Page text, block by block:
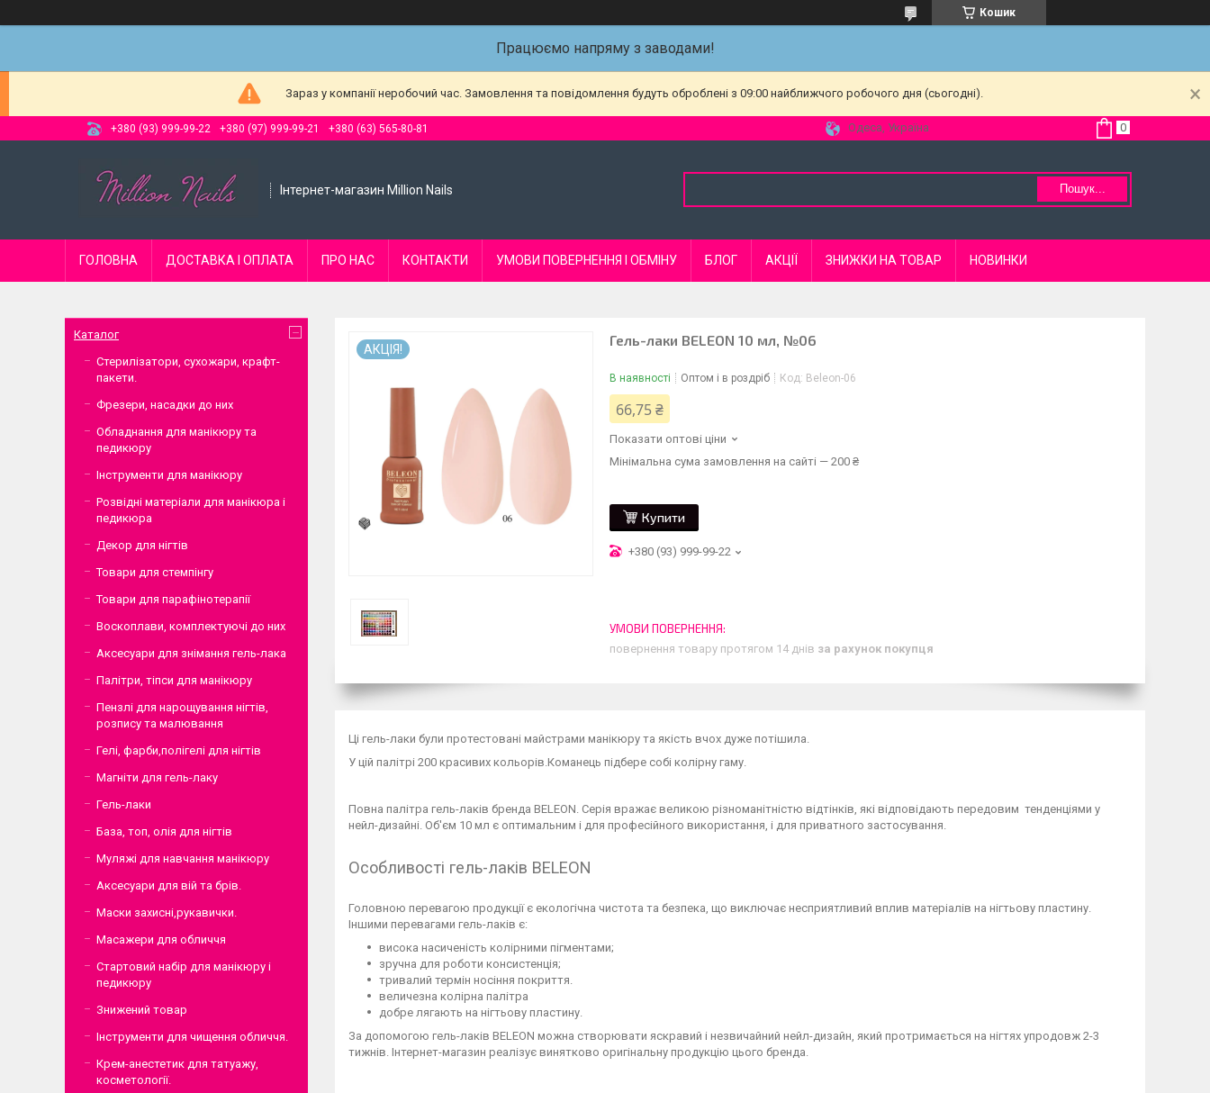
Кошик
Працюємо напряму з заводами!
Зараз у компанії неробочий час. Замовлення та повідомлення будуть оброблені з 09:00 найближчого робочого дня (сьогодні).
+380 (93) 999-99-22 +380 (97) 999-99-21 +380 (63) 565-80-81 Одеса, Україна
Інтернет-магазин Million Nails Пошук...
ГОЛОВНА ДОСТАВКА І ОПЛАТА ПРО НАС КОНТАКТИ УМОВИ ПОВЕРНЕННЯ І ОБМІНУ БЛОГ АКЦІЇ ЗНИЖКИ НА ТОВАР НОВИНКИ
АКЦІЯ!
Гель-лаки BELEON 10 мл, №06
В наявності Оптом і в роздріб Код: Beleon-06
66,75 ₴
Показати оптові ціни
Мінімальна сума замовлення на сайті — 200 ₴
Купити
+380 (93) 999-99-22
повернення товару протягом 14 днів за рахунок покупця
Ці гель-лаки були протестовані майстрами манікюру та якість вчох дуже потішила.
У цій палітрі 200 красивих кольорів.Команець підбере собі колірну гаму.
Повна палітра гель-лаків бренда BELEON. Серія вражає великою різноманітністю відтінків, які відповідають передовим тенденціями у
нейл-дизайні. Об'єм 10 мл є оптимальним і для професійного використання, і для приватного застосування.
Особливості гель-лаків BELEON
Головною перевагою продукції є екологічна чистота та безпека, що виключає несприятливий вплив матеріалів на нігтьову пластину.
Іншими перевагами гель-лаків є:
висока насиченість колірними пігментами;
зручна для роботи консистенція;
тривалий термін носіння покриття.
величезна колірна палітра
добре лягають на нігтьову пластину.
За допомогою гель-лаків BELEON можна створювати яскравий і незвичайний нейл-дизайн, який протримається на нігтях упродовж 2-3
тижнів. Інтернет-магазин реалізує винятково оригінальну продукцію цього бренда.
Каталог
Стерилізатори, сухожари, крафт-
пакети.
Фрезери, насадки до них
Обладнання для манікюру та
педикюру
Інструменти для манікюру
Розвідні матеріали для манікюра і
педикюра
Декор для нігтів
Товари для стемпінгу
Товари для парафінотерапії
Воскоплави, комплектуючі до них
Аксесуари для знімання гель-лака
Палітри, тіпси для манікюру
Пензлі для нарощування нігтів,
розпису та малювання
Гелі, фарби,полігелі для нігтів
Магніти для гель-лаку
Гель-лаки
База, топ, олія для нігтів
Муляжі для навчання манікюру
Аксесуари для вій та брів.
Маски захисні,рукавички.
Масажери для обличчя
Стартовий набір для манікюру і
педикюру
Знижений товар
Інструменти для чищення обличчя.
Крем-анестетик для татуажу,
косметології.